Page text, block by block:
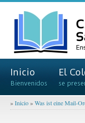
Inicio
Bienvenidos
El
se
»Inicio»Was ist eine Mail-